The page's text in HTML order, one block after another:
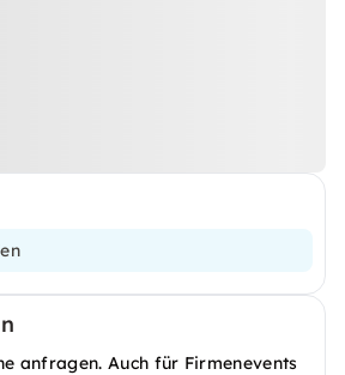
anfragen. Auch für Firmenevents